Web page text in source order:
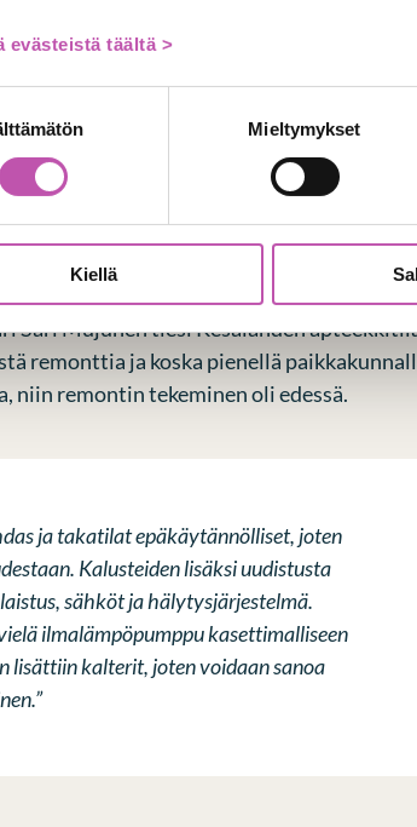
evästeistä täältä >
Mieltymykset
Kiellä
kaipasi
Sari Mujunen tiesi Kesälahden
remonttia ja koska pienellä
remontin tekeminen oli edessä.
ja takatilat epäkäytännölliset, joten
Kalusteiden lisäksi uudistusta
sähköt ja hälytysjärjestelmä.
ilmalämpöpumppu kasettimalliseen
lisättiin kalterit, joten voidaan sanoa